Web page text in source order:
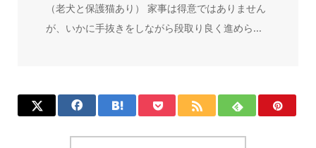
（老犬と保護猫あり） 家事は得意ではありません
が、いかに手抜きをしながら段取り良く進めら...